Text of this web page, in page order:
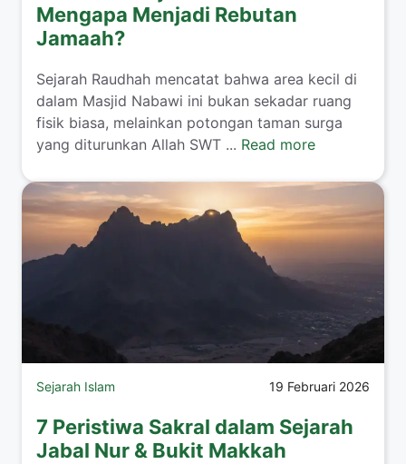
Mengapa Menjadi Rebutan
Jamaah?
Sejarah Raudhah mencatat bahwa area kecil di
dalam Masjid Nabawi ini bukan sekadar ruang
fisik biasa, melainkan potongan taman surga
yang diturunkan Allah SWT ... Read more
Sejarah Islam 19 Februari 2026
7 Peristiwa Sakral dalam Sejarah
Jabal Nur & Bukit Makkah